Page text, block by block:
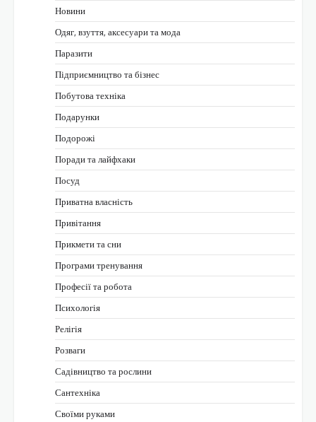
Новини
Одяг, взуття, аксесуари та мода
Паразити
Підприємництво та бізнес
Побутова техніка
Подарунки
Подорожі
Поради та лайфхаки
Посуд
Приватна власність
Привітання
Прикмети та сни
Програми тренування
Професії та робота
Психологія
Релігія
Розваги
Садівництво та рослини
Сантехніка
Своїми руками